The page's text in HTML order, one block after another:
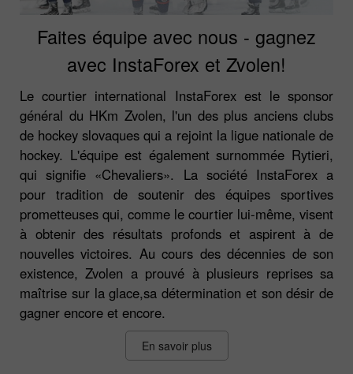
Faites équipe avec nous - gagnez
avec InstaForex et Zvolen!
Le courtier international InstaForex est le sponsor
général du HKm Zvolen, l'un des plus anciens clubs
de hockey slovaques qui a rejoint la ligue nationale de
hockey. L'équipe est également surnommée Rytieri,
qui signifie «Chevaliers». La société InstaForex a
pour tradition de soutenir des équipes sportives
prometteuses qui, comme le courtier lui-même, visent
à obtenir des résultats profonds et aspirent à de
nouvelles victoires. Au cours des décennies de son
existence, Zvolen a prouvé à plusieurs reprises sa
maîtrise sur la glace,sa détermination et son désir de
gagner encore et encore.
En savoir plus